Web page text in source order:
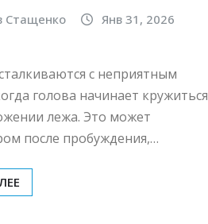
Стащенко
Янв 31, 2026
с неприятным
голова начинает кружиться
лежа. Это может
после пробуждения,…